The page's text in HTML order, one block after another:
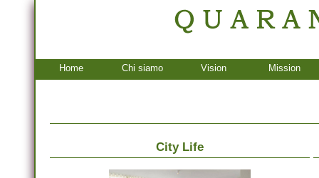
Home Chi siamo Vision Mission
City Life